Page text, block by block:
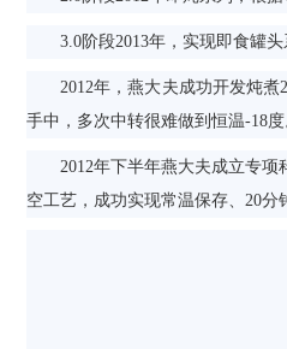
3.0阶段2013年，实现即食罐头
2012年，燕大夫成功开发炖煮
手中，多次中转很难做到恒温-18
2012年下半年燕大夫成立专项科
空工艺，成功实现常温保存、20